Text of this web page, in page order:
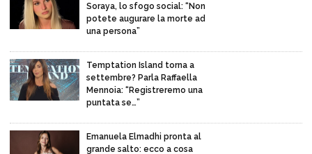
Soraya, lo sfogo social: “Non
potete augurare la morte ad
una persona”
Temptation Island torna a
settembre? Parla Raffaella
Mennoia: “Registreremo una
puntata se…”
Emanuela Elmadhi pronta al
grande salto: ecco a cosa